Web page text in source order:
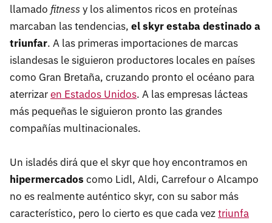
llamado fitnessy los alimentos ricos en proteínas
marcaban las tendencias, el skyr estaba destinado a
triunfar. A las primeras importaciones de marcas
islandesas le siguieron productores locales en países
como Gran Bretaña, cruzando pronto el océano para
aterrizaren Estados Unidos. A las empresas lácteas
más pequeñas le siguieron pronto las grandes
compañías multinacionales.
Un isladés dirá que el skyr que hoy encontramos en
hipermercados como Lidl, Aldi, Carrefour o Alcampo
no es realmente auténtico skyr, con su sabor más
característico, pero lo cierto es que cada veztriunfa